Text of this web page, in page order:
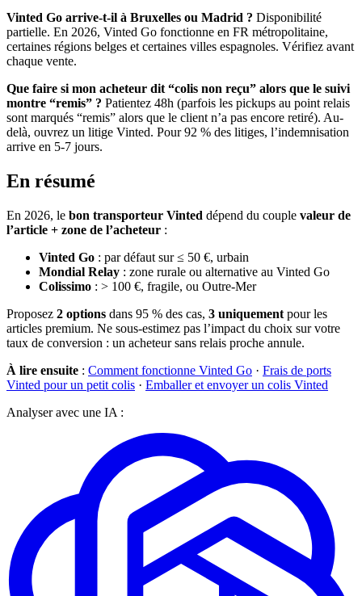
Vinted Go arrive-t-il à Bruxelles ou Madrid ? Disponibilité
partielle. En 2026, Vinted Go fonctionne en FR métropolitaine,
certaines régions belges et certaines villes espagnoles. Vérifiez avant
chaque vente.
Que faire si mon acheteur dit “colis non reçu” alors que le suivi
montre “remis” ? Patientez 48h (parfois les pickups au point relais
sont marqués “remis” alors que le client n’a pas encore retiré). Au-
delà, ouvrez un litige Vinted. Pour 92 % des litiges, l’indemnisation
arrive en 5-7 jours.
En résumé
En 2026, le bon transporteur Vinted dépend du couple valeur de
l’article + zone de l’acheteur :
Vinted Go : par défaut sur ≤ 50 €, urbain
Mondial Relay : zone rurale ou alternative au Vinted Go
Colissimo : > 100 €, fragile, ou Outre-Mer
Proposez 2 options dans 95 % des cas, 3 uniquement pour les
articles premium. Ne sous-estimez pas l’impact du choix sur votre
taux de conversion : un acheteur sans relais proche annule.
À lire ensuite : Comment fonctionne Vinted Go · Frais de ports
Vinted pour un petit colis · Emballer et envoyer un colis Vinted
Analyser avec une IA :